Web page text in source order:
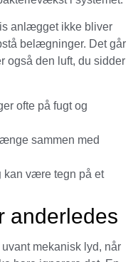
anlægget ikke bliver
belægninger. Det går
også den luft, du sidder
ofte på fugt og
sammen med
kan være tegn på et
anderledes
mekanisk lyd, når